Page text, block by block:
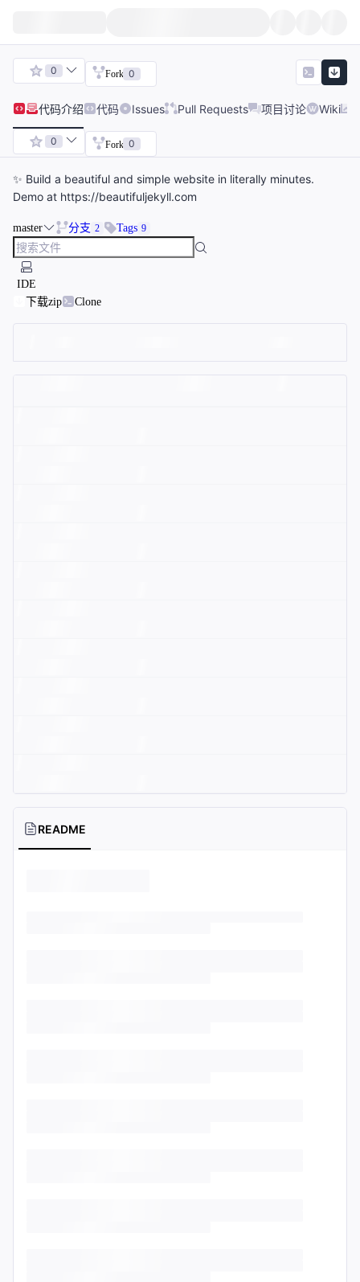
0 Fork 0
代码介绍 代码 Issues Pull Requests 项目讨论 Wiki
0 Fork 0
✨ Build a beautiful and simple website in literally minutes.
Demo at https://beautifuljekyll.com
master 分支 2 Tags 9
IDE
下载zip
Clone
README